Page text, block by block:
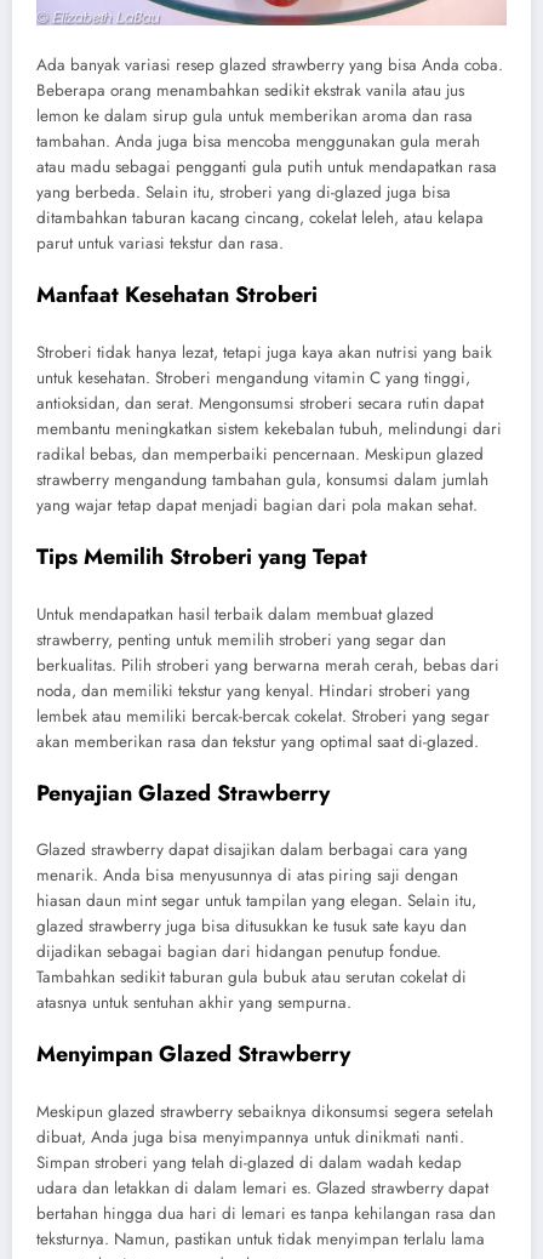
Ada banyak variasi resep glazed strawberry yang bisa Anda coba.
Beberapa orang menambahkan sedikit ekstrak vanila atau jus
lemon ke dalam sirup gula untuk memberikan aroma dan rasa
tambahan. Anda juga bisa mencoba menggunakan gula merah
atau madu sebagai pengganti gula putih untuk mendapatkan rasa
yang berbeda. Selain itu, stroberi yang di-glazed juga bisa
ditambahkan taburan kacang cincang, cokelat leleh, atau kelapa
parut untuk variasi tekstur dan rasa.
Manfaat Kesehatan Stroberi
Stroberi tidak hanya lezat, tetapi juga kaya akan nutrisi yang baik
untuk kesehatan. Stroberi mengandung vitamin C yang tinggi,
antioksidan, dan serat. Mengonsumsi stroberi secara rutin dapat
membantu meningkatkan sistem kekebalan tubuh, melindungi dari
radikal bebas, dan memperbaiki pencernaan. Meskipun glazed
strawberry mengandung tambahan gula, konsumsi dalam jumlah
yang wajar tetap dapat menjadi bagian dari pola makan sehat.
Tips Memilih Stroberi yang Tepat
Untuk mendapatkan hasil terbaik dalam membuat glazed
strawberry, penting untuk memilih stroberi yang segar dan
berkualitas. Pilih stroberi yang berwarna merah cerah, bebas dari
noda, dan memiliki tekstur yang kenyal. Hindari stroberi yang
lembek atau memiliki bercak-bercak cokelat. Stroberi yang segar
akan memberikan rasa dan tekstur yang optimal saat di-glazed.
Penyajian Glazed Strawberry
Glazed strawberry dapat disajikan dalam berbagai cara yang
menarik. Anda bisa menyusunnya di atas piring saji dengan
hiasan daun mint segar untuk tampilan yang elegan. Selain itu,
glazed strawberry juga bisa ditusukkan ke tusuk sate kayu dan
dijadikan sebagai bagian dari hidangan penutup fondue.
Tambahkan sedikit taburan gula bubuk atau serutan cokelat di
atasnya untuk sentuhan akhir yang sempurna.
Menyimpan Glazed Strawberry
Meskipun glazed strawberry sebaiknya dikonsumsi segera setelah
dibuat, Anda juga bisa menyimpannya untuk dinikmati nanti.
Simpan stroberi yang telah di-glazed di dalam wadah kedap
udara dan letakkan di dalam lemari es. Glazed strawberry dapat
bertahan hingga dua hari di lemari es tanpa kehilangan rasa dan
teksturnya. Namun, pastikan untuk tidak menyimpan terlalu lama